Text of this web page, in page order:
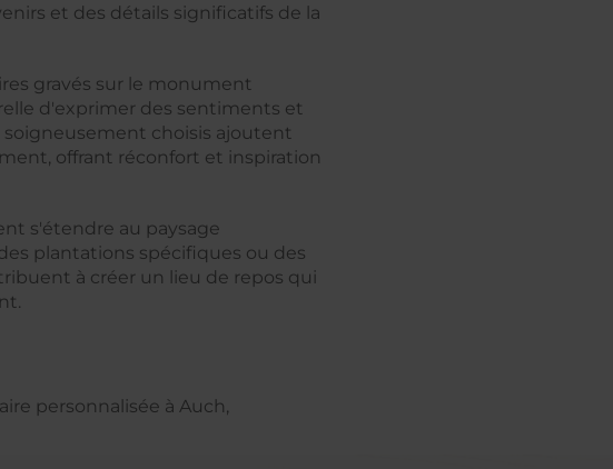
et des détails significatifs de la
gravés sur le monument
d'exprimer des sentiments et
soigneusement choisis ajoutent
offrant réconfort et inspiration
s'étendre au paysage
plantations spécifiques ou des
à créer un lieu de repos qui
personnalisée à Auch,